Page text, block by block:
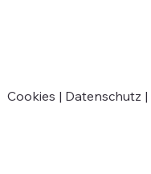
Cookies | Datenschutz |